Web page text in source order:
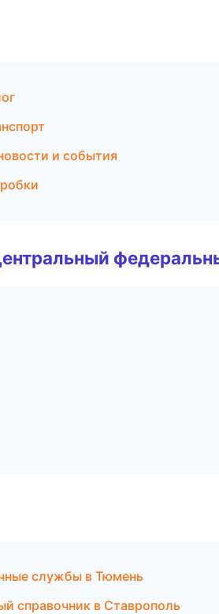
и события
службы в Тюмень
справочник в Ставрополь